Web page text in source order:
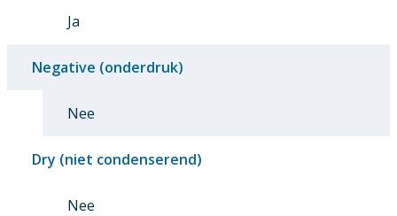
Ja
Negative (onderdruk)
Nee
Dry (niet condenserend)
Nee